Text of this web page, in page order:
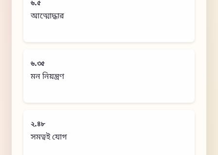
৬.৫
আত্মোদ্ধার
৬.৩৫
মন নিয়ন্ত্রণ
২.৪৮
সমত্বই যোগ